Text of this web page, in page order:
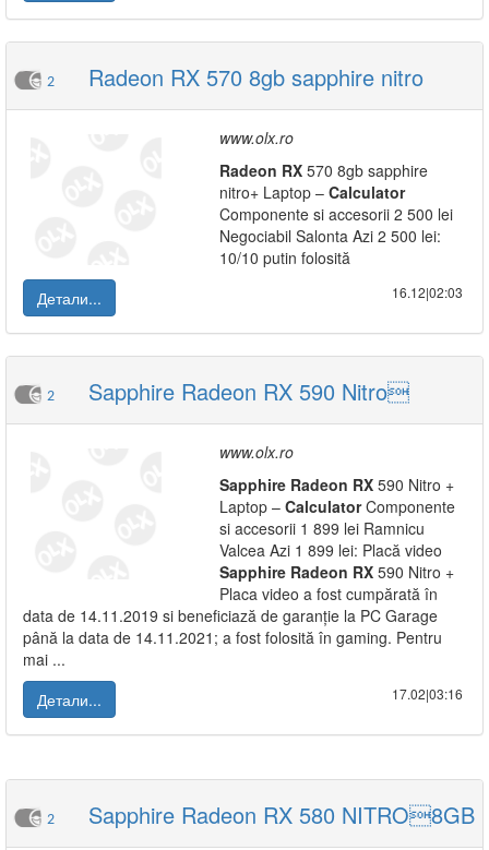
2 Radeon RX 570 8gb sapphire nitro
www.olx.ro
Radeon RX 570 8gb sapphire
nitro+ Laptop – Calculator
Componente si accesorii 2 500 lei
Negociabil Salonta Azi 2 500 lei:
10/10 putin folosită
Детали...
16.12|02:03
2 Sapphire Radeon RX 590 Nitro
www.olx.ro
Sapphire Radeon RX 590 Nitro +
Laptop – CalculatorComponente
si accesorii 1 899 lei Ramnicu
Valcea Azi 1 899 lei: Placă video
Sapphire Radeon RX 590 Nitro +
Placa video a fost cumpărată în
data de 14.11.2019 si beneficiază de garanție la PC Garage
până la data de 14.11.2021; a fost folosită în gaming. Pentru
mai ...
Детали...
17.02|03:16
2 Sapphire Radeon RX 580 NITRO8GB